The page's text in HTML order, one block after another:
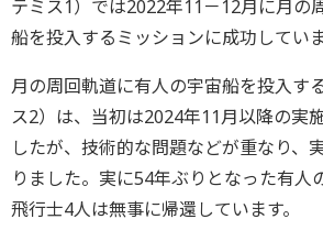
テミス1）では2022年11－12月に月の
船を投入するミッションに成功していま
月の周回軌道に有人の宇宙船を投入す
ス2）は、当初は2024年11月以降の実
したが、技術的な問題などが重なり、
りました。実に54年ぶりとなった有人
飛行士4人は無事に帰還しています。